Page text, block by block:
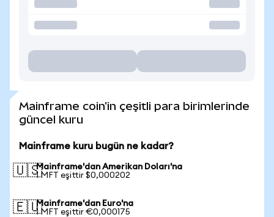
Mainframe coin'in çeşitli para birimlerinde
güncel kuru
Mainframe kuru bugün ne kadar?
🇺🇸Mainframe'dan Amerikan Doları'na
1 MFT eşittir $0,000202
🇪🇺Mainframe'dan Euro'na
1 MFT eşittir €0,000175